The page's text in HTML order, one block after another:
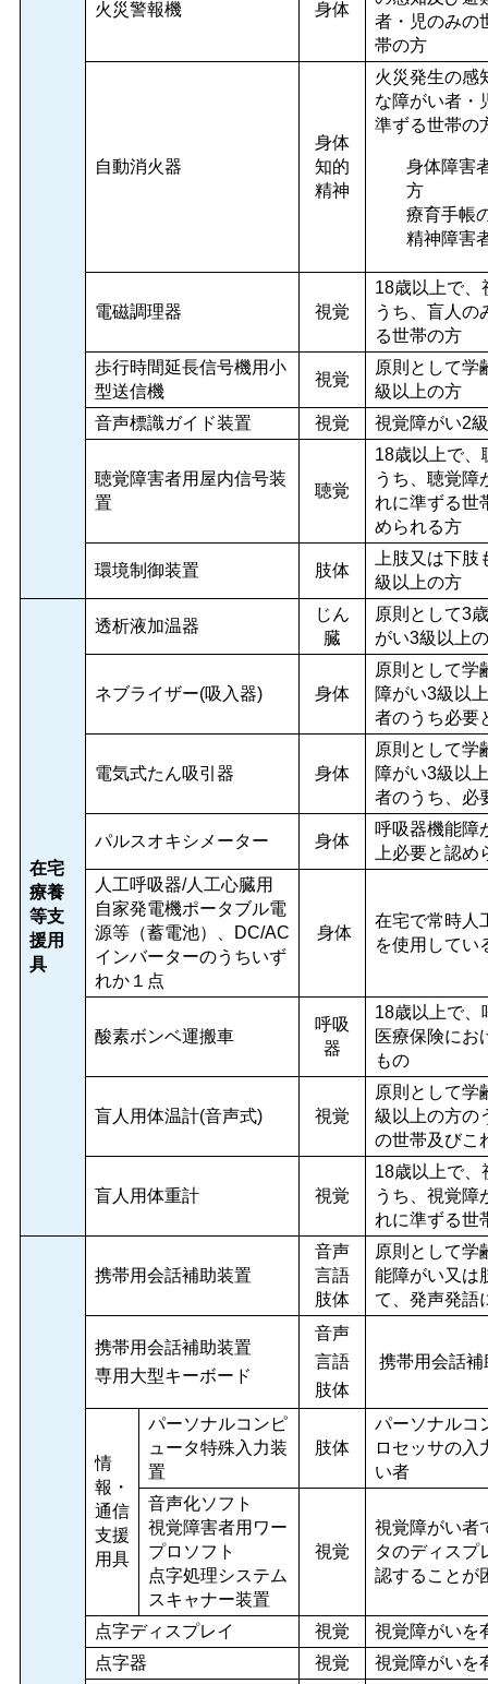
火災警報機 身体
者・児のみの
帯の方
自動消火器
身体
知的
精神
火災発生の感
な障がい者・
準ずる世帯の
身体障害
方
療育手帳
精神障害
電磁調理器 視覚
18歳以上で、
うち、盲人の
る世帯の方
歩行時間延長信号機用小
型送信機
視覚
原則として学
級以上の方
音声標識ガイド装置
視覚 視覚障がい2
聴覚障害者用屋内信号装
置
聴覚
18歳以上で、
うち、聴覚障
れに準ずる世
められる方
環境制御装置 肢体
上肢又は下
級以上の方
在宅
療養
等支
援用
具
透析液加温器
じん
臓
原則として3
がい3級以上
ネブライザー(吸入器) 身体
原則として学
障がい3級以
者のうち必要
電気式たん吸引器 身体
原則として学
障がい3級以
者のうち、必
パルスオキシメーター 身体
呼吸器機能障
上必要と認め
人工呼吸器/人工心臓用
自家発電機ポータブル電
源等（蓄電池）、DC/AC
インバーターのうちいず
れか１点
身体
在宅で常時人
を使用してい
酸素ボンベ運搬車
呼吸
器
18歳以上で、
医療保険にお
もの
盲人用体温計(音声式) 視覚
原則として学
級以上の方の
の世帯及びこ
盲人用体重計 視覚
18歳以上で、
うち、視覚障
れに準ずる世
携帯用会話補助装置
音声
言語
肢体
原則として学
能障がい又は
て、発声発語
携帯用会話補助装置
専用大型キーボード
音声
言語
肢体
携帯用会話
情
報・
通信
支援
用具
パーソナルコンピ
ュータ特殊入力装
置
肢体
パーソナルコ
ロセッサの入
い者
音声化ソフト
視覚障害者用ワー
プロソフト
点字処理システム
スキャナー装置
視覚
視覚障がい者
タのディスプ
認することが
点字ディスプレイ 視覚
視覚障がいを
点字器
視覚 視覚障がいを